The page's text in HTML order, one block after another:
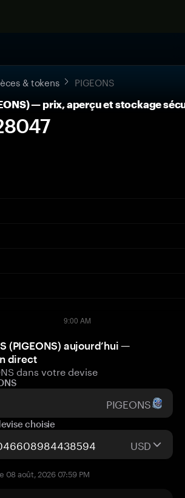
& tokens PIGEONS
— prix, aperçu et stockage
(PIGEONS) aujourd’hui —
direct
dans votre devise
PIGEONS
choisie
USD
08 août, 2026 07:59 PM